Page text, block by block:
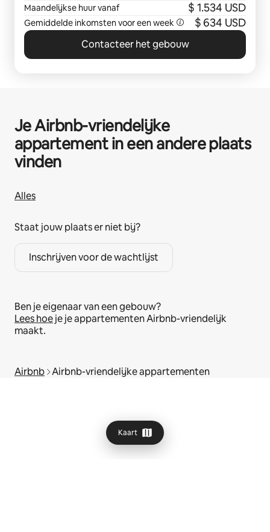
Maandelijkse huur vanaf
$ 1.534 USD
Gemiddelde inkomsten voor een week $ 634 USD
Contacteer het gebouw
Kaart
Je Airbnb-vriendelijke
appartement in een andere plaats
vinden
Alles
Staat jouw plaats er niet bij?
Inschrijven voor de wachtlijst
Ben je eigenaar van een gebouw?
Lees hoeje je appartementen Airbnb-vriendelijk
maakt.
Airbnb Airbnb-vriendelijke appartementen